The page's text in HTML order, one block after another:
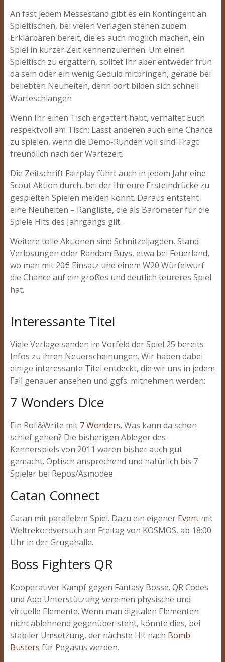
An fast jedem Messestand gibt es ein Kontingent an
Spieltischen, bei vielen Verlagen stehen zudem
Erklärbären bereit, die es auch möglich machen, ein
Spiel in kurzer Zeit kennenzulernen. Um einen
Spieltisch zu ergattern, solltet Ihr aber entweder früh
da sein oder ein wenig Geduld mitbringen, gerade bei
beliebten Neuheiten, denn dort bilden sich schnell
Warteschlangen
Wenn Ihr einen Tisch ergattert habt, verhaltet Euch
respektvoll am Tisch: Lasst anderen auch eine Chance
zu spielen, wenn die Demo-Runden voll sind. Fragt
freundlich nach der Wartezeit.
Die Zeitschrift Fairplay führt auch in jedem Jahr eine
Scout Aktion durch, bei der Ihr eure Ersteindrücke zu
gespielten Spielen melden könnt. Daraus entsteht
eine Neuheiten – Rangliste, die als Barometer für die
Spiele Hits des Jahrgangs gilt.
Weitere tolle Aktionen sind Schnitzeljagden, Stand
Verlosungen oder Random Buys, etwa bei Feuerland,
wo man mit 20€ Einsatz und einem W20 Würfelwurf
die Chance auf ein großes und deutlich teureres Spiel
hat.
Interessante Titel
Viele Verlage senden im Vorfeld der Spiel 25 bereits
Infos zu ihren Neuerscheinungen. Wir haben dabei
einige interessante Titel entdeckt, die wir uns in jedem
Fall genauer ansehen und ggfs. mitnehmen werden:
7 Wonders Dice
Ein Roll&Write mit 7 Wonders. Was kann da schon
schief gehen? Die bisherigen Ableger des
Kennerspiels von 2011 waren bisher auch gut
gemacht. Optisch ansprechend und natürlich bis 7
Spieler bei Repos/Asmodee.
Catan Connect
Catan mit parallelem Spiel. Dazu ein eigener Eventmit
Weltrekordversuch am Freitag von KOSMOS, ab 18:00
Uhr in der Grugahalle.
Boss Fighters QR
Kooperativer Kampf gegen Fantasy Bosse. QR Codes
und App Unterstützung vereinen physische und
virtuelle Elemente. Wenn man digitalen Elementen
nicht ablehnend gegenüber steht, könnte dies, bei
stabiler Umsetzung, der nächste Hit nach Bomb
Busters für Pegasus werden.